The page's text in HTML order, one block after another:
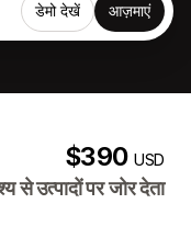
डेमो देखें आज़माएं
$390USD
से उत्पादों पर जोर देता